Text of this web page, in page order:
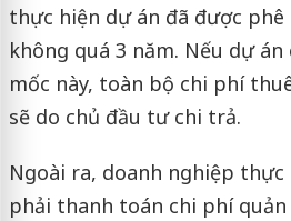
thực hiện dự án đã được
không quá 3 năm. Nếu dự
mốc này, toàn bộ chi phí
sẽ do chủ đầu tư chi trả.
Ngoài ra, doanh nghiệp thực
phải thanh toán chi phí quản